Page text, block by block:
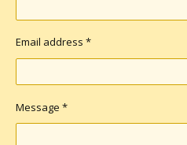
Email address *
Message *